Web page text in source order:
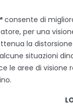
consente di
per una
la
situazioni
le aree di visione